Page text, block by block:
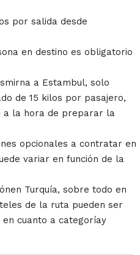
por salida desde
en destino es obligatorio
a Estambul, solo
de 15 kilos por pasajero,
a la hora de preparar la
opcionales a contratar en
variar en función de la
Turquía, sobre todo en
de la ruta pueden ser
cuanto a categoríay